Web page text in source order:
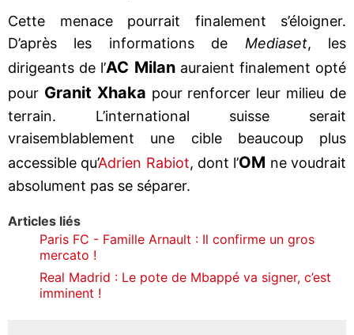
Cette menace pourrait finalement s’éloigner.
D’après les informations de Mediaset, les
dirigeants de l’AC Milanauraient finalement opté
pour Granit Xhaka pour renforcer leur milieu de
terrain. L’international suisse serait
vraisemblablement une cible beaucoup plus
accessible qu’Adrien Rabiot, dont l’OM ne voudrait
absolument pas se séparer.
Articles liés
Paris FC - Famille Arnault : Il confirme un gros
mercato !
Real Madrid : Le pote de Mbappé va signer, c’est
imminent !